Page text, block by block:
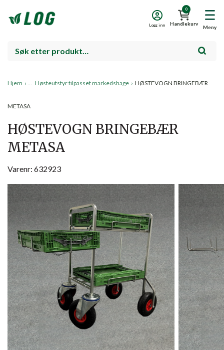
Meny
0
Handlekurv
Logg inn
Hjem › Høsteutstyr tilpasset markedshage › HØSTEVOGN BRINGEBÆR
METASA
HØSTEVOGN BRINGEBÆR
METASA
Varenr: 632923